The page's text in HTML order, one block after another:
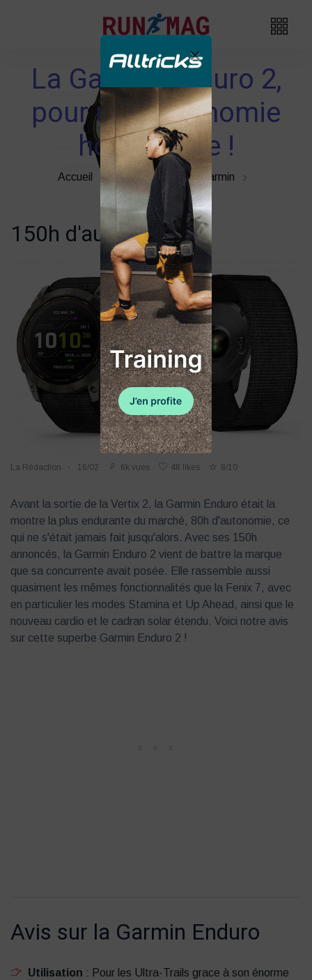
La Garmin Enduro 2,
pour une autonomie
hors norme !
Accueil Montre GPS Garmin
150h d'autonomie !
La Rédaction 16/02 6k vues 48 likes 8/10
Avant la sortie de la Vertix 2, la Garmin Enduro était la
montre la plus endurante du marché, 80h d'autonomie, ce
qui ne s'était jamais fait jusqu'alors. Avec ses 150h
annoncés, la Garmin Enduro 2 vient de battre la marque
que sa concurrente avait posée. Elle rassemble aussi
quasiment les mêmes fonctionnalités que la Fenix 7, avec
en particulier les modes Stamina et Up Ahead, ainsi que le
nouveau cardio et le cadran solar étendu. Voici notre avis
sur cette superbe Garmin Enduro 2 !
Avis sur la Garmin Enduro
Utilisation : Pour les Ultra-Trails grace à son énorme
×